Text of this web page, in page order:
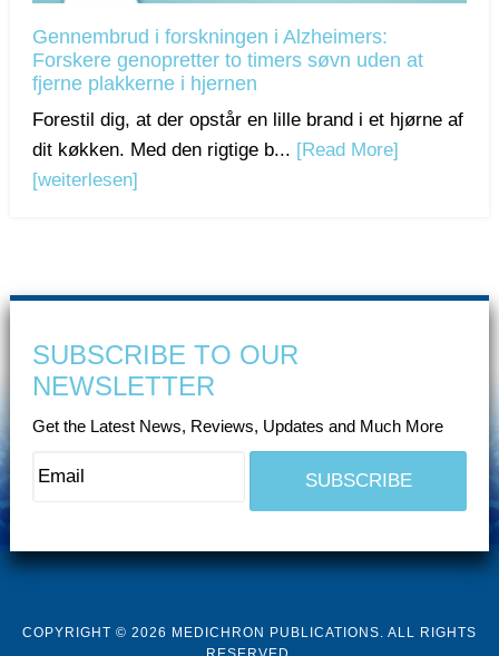
Gennembrud i forskningen i Alzheimers:
Forskere genopretter to timers søvn uden at
fjerne plakkerne i hjernen
Forestil dig, at der opstår en lille brand i et hjørne af
dit køkken. Med den rigtige b... [Read More]
[weiterlesen]
SUBSCRIBE TO OUR
NEWSLETTER
Get the Latest News, Reviews, Updates and Much More
COPYRIGHT © 2026 MEDICHRON PUBLICATIONS. ALL RIGHTS